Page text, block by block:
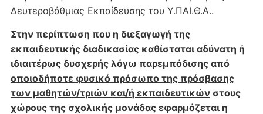
Δευτεροβάθμιας Εκπαίδευσης του Υ.ΠΑΙ.Θ.Α..
Στην περίπτωση που η διεξαγωγή της
εκπαιδευτικής διαδικασίας καθίσταται αδύνατη ή
ιδιαιτέρως δυσχερής λόγω παρεμπόδισης από
οποιοδήποτε φυσικό πρόσωπο της πρόσβασης
των μαθητών/τριών και/ή εκπαιδευτικώνστους
χώρους της σχολικής μονάδας εφαρμόζεται η